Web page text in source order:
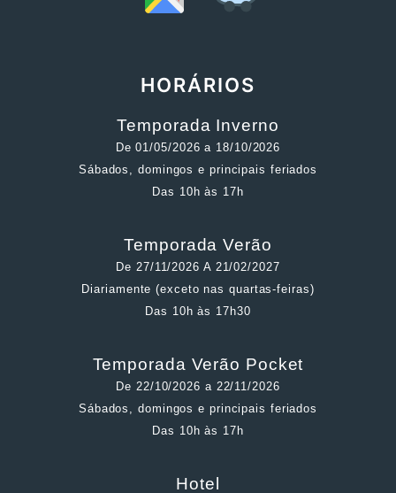
HORÁRIOS
Temporada Inverno
De 01/05/2026 a 18/10/2026
Sábados, domingos e principais feriados
Das 10h às 17h
Temporada Verão
De 27/11/2026 A 21/02/2027
Diariamente (exceto nas quartas-feiras)
Das 10h às 17h30
Temporada Verão Pocket
De 22/10/2026 a 22/11/2026
Sábados, domingos e principais feriados
Das 10h às 17h
Hotel